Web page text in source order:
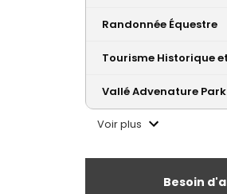
Randonnée Équestre
Tourisme Historique
Vallé Advenature Park
Voir plus
Besoin